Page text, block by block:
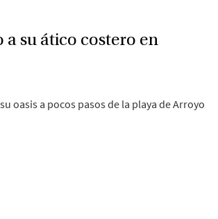
a su ático costero en
oasis a pocos pasos de la playa de Arroyo